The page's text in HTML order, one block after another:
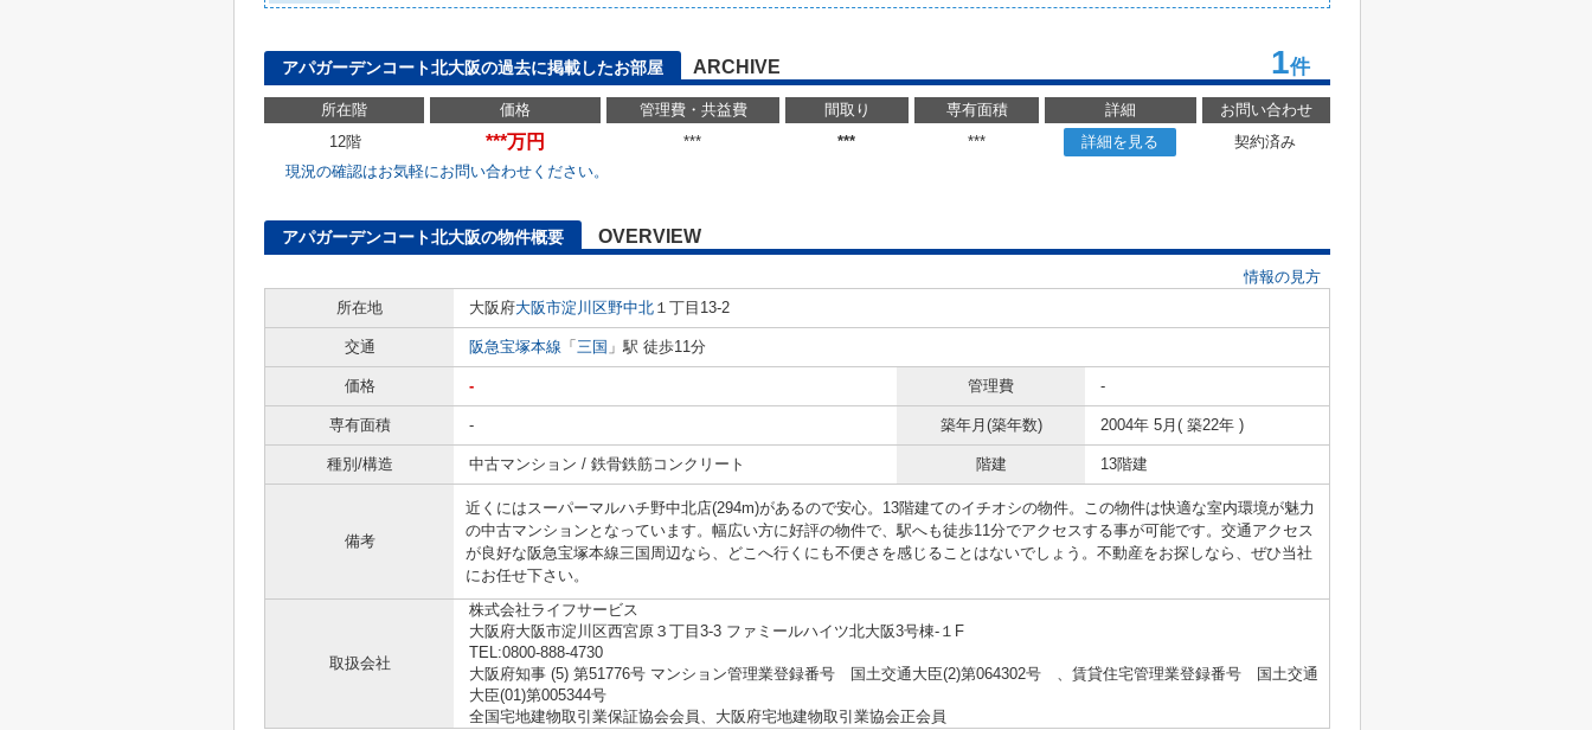
アパガーデンコート北大阪の過去に掲載したお部屋 ARCHIVE 1件
所在階 価格 管理費・共益費 間取り 専有面積 詳細
お問い合わせ
12階
***万円 *** *** *** 詳細を見る
契約済み
現況の確認はお気軽にお問い合わせください。
アパガーデンコート北大阪の物件概要 OVERVIEW
情報の見方
所在地
大阪府大阪市淀川区野中北 １丁目13-2
交通 阪急宝塚本線 「 三国 」駅 徒歩11分
価格 - 管理費 -
専有面積 - 築年月(築年数) 2004年 5月( 築22年 )
種別/構造 中古マンション / 鉄骨鉄筋コンクリート 階建 13階建
備考
近くにはスーパーマルハチ野中北店(294m)があるので安心。13階建てのイチオシの物件。この物件は快適な室内環境が魅力
の中古マンションとなっています。幅広い方に好評の物件で、駅へも徒歩11分でアクセスする事が可能です。交通アクセス
が良好な阪急宝塚本線三国周辺なら、どこへ行くにも不便さを感じることはないでしょう。不動産をお探しなら、ぜひ当社
にお任せ下さい。
取扱会社
株式会社ライフサービス
大阪府大阪市淀川区西宮原３丁目3-3 ファミールハイツ北大阪3号棟-１F
TEL:0800-888-4730
大阪府知事 (5) 第51776号 マンション管理業登録番号 国土交通大臣(2)第064302号 、賃貸住宅管理業登録番号 国土交通
大臣(01)第005344号
全国宅地建物取引業保証協会会員、大阪府宅地建物取引業協会正会員